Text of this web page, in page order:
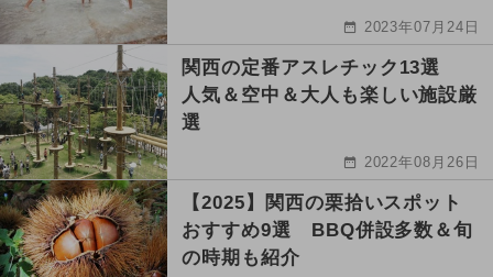
2023年07月24日
関西の定番アスレチック13選
人気＆空中＆大人も楽しい施設厳
選
2022年08月26日
【2025】関西の栗拾いスポット
おすすめ9選 BBQ併設多数＆旬
の時期も紹介